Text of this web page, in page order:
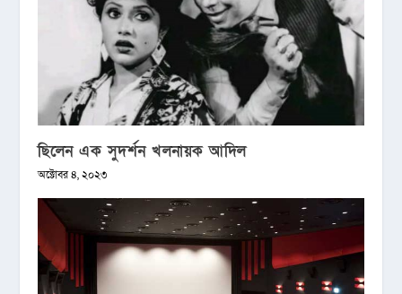
ছিলেন এক সুদর্শন খলনায়ক আদিল
অক্টোবর ৪, ২০২৩